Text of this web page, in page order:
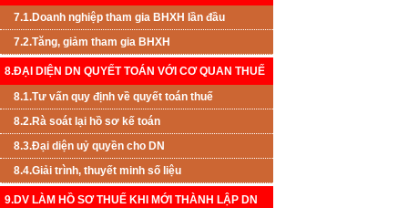
7.1.Doanh nghiệp tham gia BHXH lần đầu
7.2.Tăng, giảm tham gia BHXH
8.ĐẠI DIỆN DN QUYẾT TOÁN VỚI CƠ QUAN THUẾ
8.1.Tư vấn quy định về quyết toán thuế
8.2.Rà soát lại hồ sơ kế toán
8.3.Đại diện uỷ quyền cho DN
8.4.Giải trình, thuyết minh số liệu
9.DV LÀM HỒ SƠ THUẾ KHI MỚI THÀNH LẬP DN